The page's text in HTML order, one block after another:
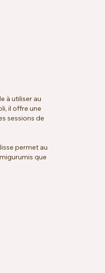
à utiliser au
il offre une
sessions de
permet au
que